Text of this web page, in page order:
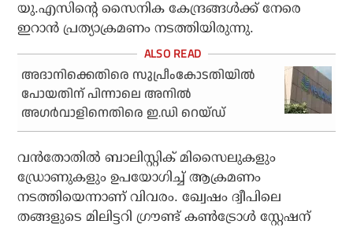
യു.എസിന്റെ സൈനിക കേന്ദ്രങ്ങള്‍ക്ക് നേരെ
ഇറാന്‍ പ്രത്യാക്രമണം നടത്തിയിരുന്നു.
അദാനിക്കെതിരെ സുപ്രീംകോടതിയില്‍
പോയതിന് പിന്നാലെ അനില്‍
അഗര്‍വാളിനെതിരെ ഇ.ഡി റെയ്ഡ്
വന്‍തോതില്‍ ബാലിസ്റ്റിക് മിസൈലുകളും
ഡ്രോണുകളും ഉപയോഗിച്ച് ആക്രമണം
നടത്തിയെന്നാണ് വിവരം. ഖ്വേഷം ദ്വീപിലെ
തങ്ങളുടെ മിലിട്ടറി ഗ്രൗണ്ട് കണ്‍ട്രോള്‍ സ്റ്റേഷന്